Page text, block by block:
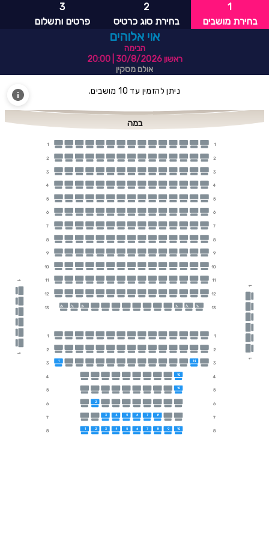
1
בחירת מושבים
2
בחירת סוג כרטיס
3
פרטים ותשלום
אוי אלוהים
הבימה
ראשון 30/8/2026
| 20:00
אולם מסקין
ניתן להזמין עד 10 מושבים.
במה
1 1
2 2
3 3
4 4
5 5
6 6
7 7
8 8
9 9
10 10
11 11
12 12
13 13
1 1
2 2
3
1 14
3
4
10
4
5
10
5
6
2
6
7
3 4 5 6 7 8
7
8
1 2 3 4 5 6 7 8 9 10
8
1
1
1
1